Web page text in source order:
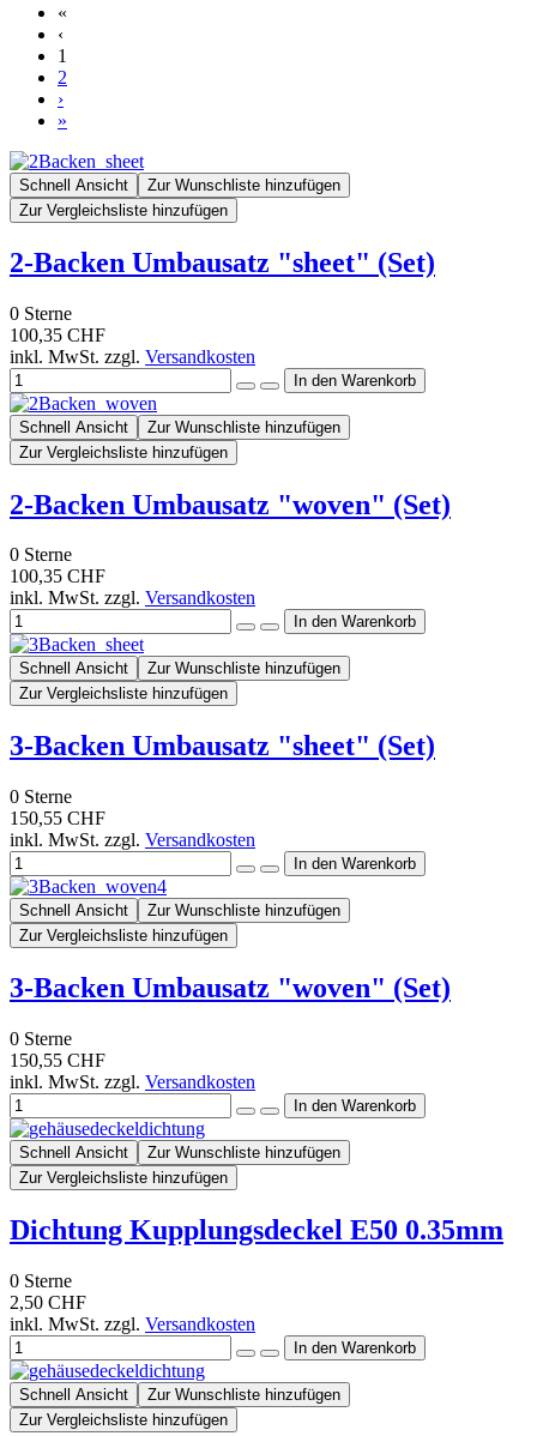
«
‹
1
2
›
»
Schnell Ansicht
Zur Wunschliste hinzufügen
Zur Vergleichsliste hinzufügen
2-Backen Umbausatz "sheet" (Set)
0 Sterne
100,35 CHF
inkl. MwSt. zzgl. Versandkosten
Schnell Ansicht
Zur Wunschliste hinzufügen
Zur Vergleichsliste hinzufügen
2-Backen Umbausatz "woven" (Set)
0 Sterne
100,35 CHF
inkl. MwSt. zzgl. Versandkosten
Schnell Ansicht
Zur Wunschliste hinzufügen
Zur Vergleichsliste hinzufügen
3-Backen Umbausatz "sheet" (Set)
0 Sterne
150,55 CHF
inkl. MwSt. zzgl. Versandkosten
Schnell Ansicht
Zur Wunschliste hinzufügen
Zur Vergleichsliste hinzufügen
3-Backen Umbausatz "woven" (Set)
0 Sterne
150,55 CHF
inkl. MwSt. zzgl. Versandkosten
Schnell Ansicht
Zur Wunschliste hinzufügen
Zur Vergleichsliste hinzufügen
Dichtung Kupplungsdeckel E50 0.35mm
0 Sterne
2,50 CHF
inkl. MwSt. zzgl. Versandkosten
Schnell Ansicht
Zur Wunschliste hinzufügen
Zur Vergleichsliste hinzufügen